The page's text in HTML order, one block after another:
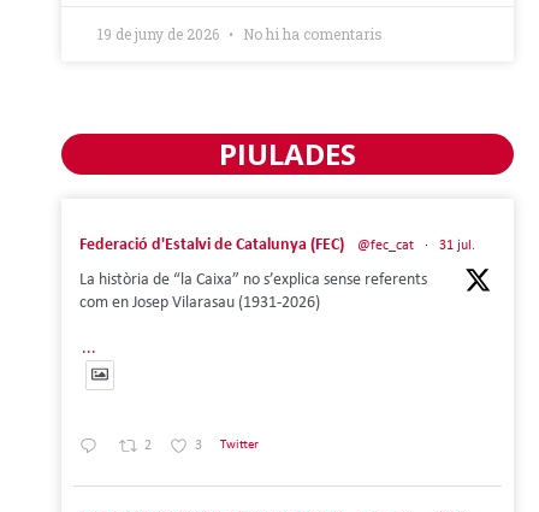
19 de juny de 2026 No hi ha comentaris
PIULADES
Federació d'Estalvi de Catalunya (FEC) @fec_cat · 31 jul.
La història de “la Caixa” no s’explica sense referents
com en Josep Vilarasau (1931-2026)
...
2 3 Twitter